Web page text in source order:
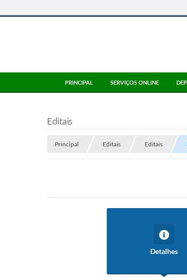
PRINCIPAL SERVIÇOS ONLINE
Editais
Principal Editais Editais
Detalhes